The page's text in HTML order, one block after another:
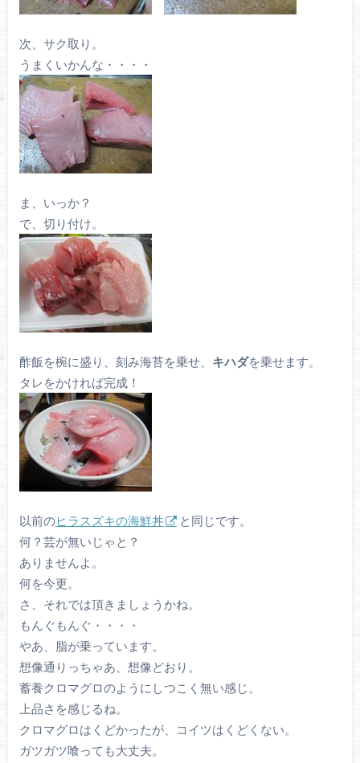
次、サク取り。
うまくいかんな・・・・
ま、いっか？
で、切り付け。
酢飯を椀に盛り、刻み海苔を乗せ、 キハダを乗せます。
タレをかければ完成！
以前のヒラスズキの海鮮丼
と同じです。
何？芸が無いじゃと？
ありませんよ。
何を今更。
さ、それでは頂きましょうかね。
もんぐもんぐ・・・・
やあ、脂が乗っています。
想像通りっちゃあ、想像どおり。
蓄養クロマグロのようにしつこく無い感じ。
上品さを感じるね。
クロマグロはくどかったが、コイツはくどくない。
ガツガツ喰っても大丈夫。